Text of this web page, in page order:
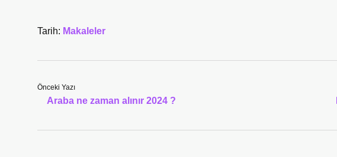
Tarih: Makaleler
Önceki Yazı
Araba ne zaman alınır 2024 ?